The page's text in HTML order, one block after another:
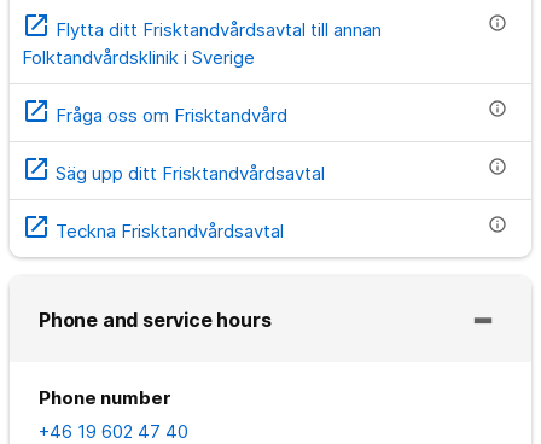
open_in_new Flytta ditt Frisktandvårdsavtal till annan
Folktandvårdsklinik i Sverige
info
open_in_new Fråga oss om Frisktandvård info
open_in_new Säg upp ditt Frisktandvårdsavtal info
open_in_new Teckna Frisktandvårdsavtal info
Phone and service hours
Phone number
+46 19 602 47 40